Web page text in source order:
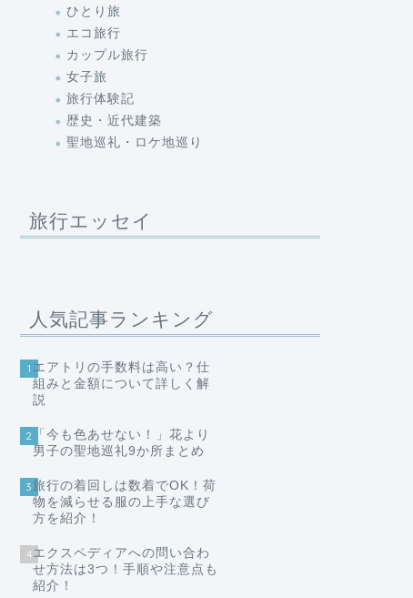
ひとり旅
エコ旅行
カップル旅行
女子旅
旅行体験記
歴史・近代建築
聖地巡礼・ロケ地巡り
旅行エッセイ
人気記事ランキング
1 エアトリの手数料は高い？仕
組みと金額について詳しく解
説
2 「今も色あせない！」花より
男子の聖地巡礼9か所まとめ
3旅行の着回しは数着でOK！荷
物を減らせる服の上手な選び
方を紹介！
4エクスペディアへの問い合わ
せ方法は3つ！手順や注意点も
紹介！